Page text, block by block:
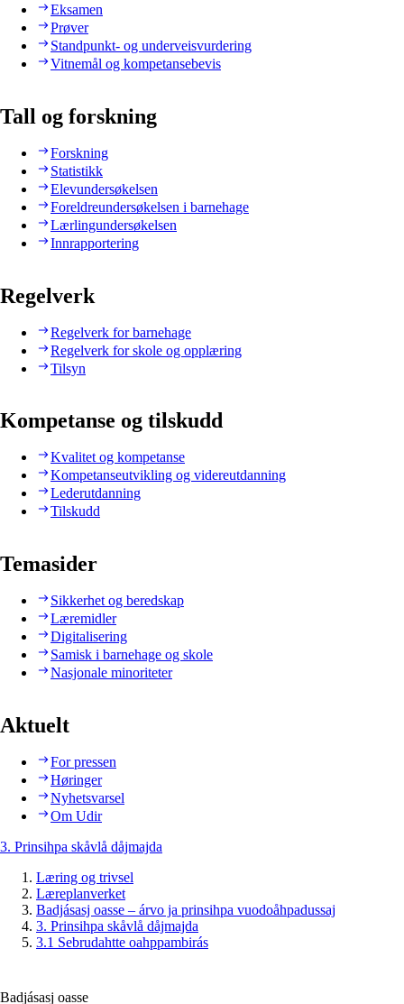
Eksamen
Prøver
Standpunkt- og underveisvurdering
Vitnemål og kompetansebevis
Tall og forskning
Forskning
Statistikk
Elevundersøkelsen
Foreldreundersøkelsen i barnehage
Lærlingundersøkelsen
Innrapportering
Regelverk
Regelverk for barnehage
Regelverk for skole og opplæring
Tilsyn
Kompetanse og tilskudd
Kvalitet og kompetanse
Kompetanseutvikling og videreutdanning
Lederutdanning
Tilskudd
Temasider
Sikkerhet og beredskap
Læremidler
Digitalisering
Samisk i barnehage og skole
Nasjonale minoriteter
Aktuelt
For pressen
Høringer
Nyhetsvarsel
Om Udir
3. Prinsihpa skåvlå dåjmajda
Læring og trivsel
Læreplanverket
Badjásasj oasse – árvo ja prinsihpa vuodoåhpadussaj
3. Prinsihpa skåvlå dåjmajda
3.1 Sebrudahtte oahppambirás
Badjásasj oasse